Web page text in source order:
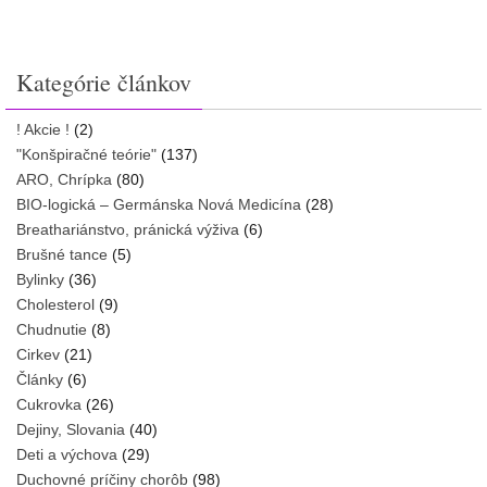
Kategórie článkov
! Akcie ! (2)
"Konšpiračné teórie" (137)
ARO, Chrípka (80)
BIO-logická – Germánska Nová Medicína (28)
Breathariánstvo, pránická výživa (6)
Brušné tance (5)
Bylinky (36)
Cholesterol (9)
Chudnutie (8)
Cirkev (21)
Články (6)
Cukrovka (26)
Dejiny, Slovania (40)
Deti a výchova (29)
Duchovné príčiny chorôb (98)